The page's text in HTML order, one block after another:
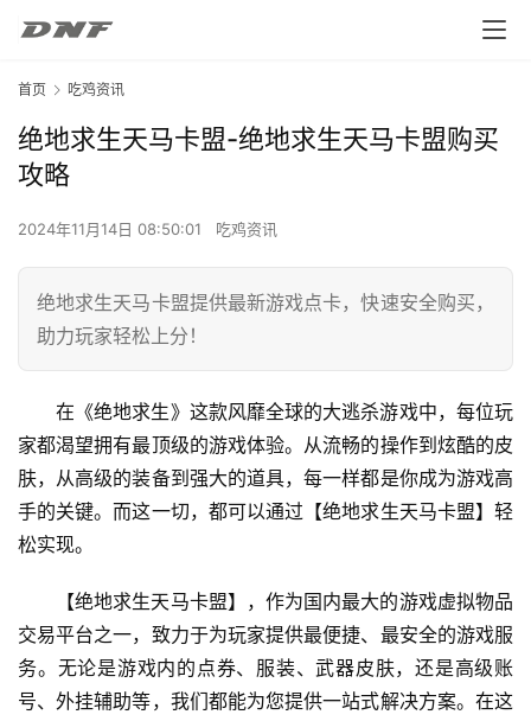
首页 吃鸡资讯
绝地求生天马卡盟-绝地求生天马卡盟购买
攻略
2024年11月14日 08:50:01 吃鸡资讯
绝地求生天马卡盟提供最新游戏点卡，快速安全购买，
助力玩家轻松上分！
在《绝地求生》这款风靡全球的大逃杀游戏中，每位玩
家都渴望拥有最顶级的游戏体验。从流畅的操作到炫酷的皮
肤，从高级的装备到强大的道具，每一样都是你成为游戏高
手的关键。而这一切，都可以通过【绝地求生天马卡盟】轻
松实现。
【绝地求生天马卡盟】，作为国内最大的游戏虚拟物品
交易平台之一，致力于为玩家提供最便捷、最安全的游戏服
务。无论是游戏内的点券、服装、武器皮肤，还是高级账
号、外挂辅助等，我们都能为您提供一站式解决方案。在这